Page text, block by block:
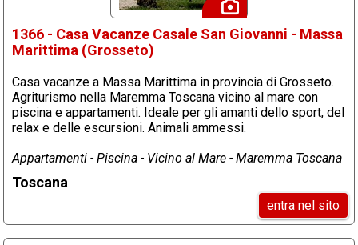
1366 - Casa Vacanze Casale San Giovanni - Massa
Marittima (Grosseto)
Casa vacanze a Massa Marittima in provincia di Grosseto.
Agriturismo nella Maremma Toscana vicino al mare con
piscina e appartamenti. Ideale per gli amanti dello sport, del
relax e delle escursioni. Animali ammessi.
Appartamenti - Piscina - Vicino al Mare - Maremma Toscana
Toscana
entra nel sito